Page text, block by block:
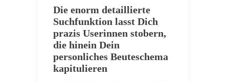
Die enorm detaillierte
Suchfunktion lasst Dich
prazis Userinnen stobern,
die hinein Dein
personliches Beuteschema
kapitulieren